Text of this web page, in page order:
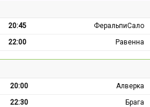
20:45
ФеральпиСало
22:00 Равенна
20:00
Алверка
22:30
Брага